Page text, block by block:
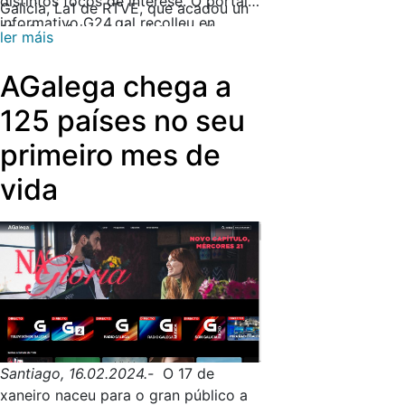
Galicia, La1 de RTVE, que acadou un
10,1 % na faixa máis vista do día.
informativo G24.gal recolleu en
tempo real as novidades da xornada
para explorar todas as posibilidades
e resultados. E, por vez primeira,
unha noite electoral puido seguirse
tamén a través da nova plataforma
global da CRTVG, agalega.gal.
ler máis
AGalega chega a
125 países no seu
primeiro mes de
vida
Santiago, 16.02.2024.- O 17 de
xaneiro naceu para o gran público a